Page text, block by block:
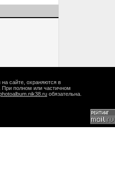
сайте, охраняются в
При полном или частичном
обязательна.